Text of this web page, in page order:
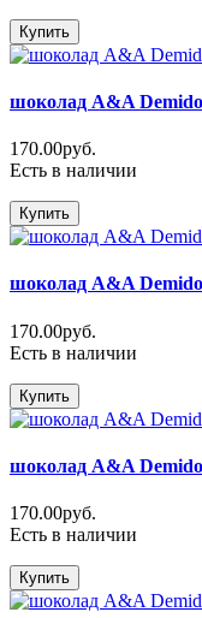
Купить
шоколад A&A
170.00руб.
Есть в наличии
Купить
шоколад A&A
170.00руб.
Есть в наличии
Купить
шоколад A&A
170.00руб.
Есть в наличии
Купить